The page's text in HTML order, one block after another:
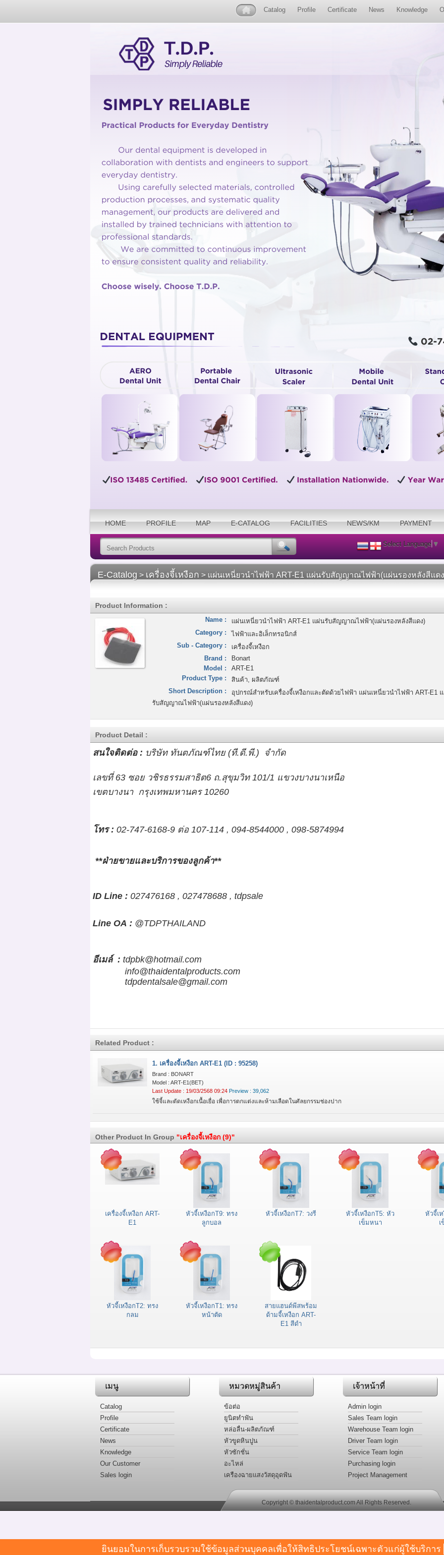
Catalog Profile Certificate News Knowledge
HOME PROFILE MAP E-CATALOG FACILITIES NEWS/KM PAYMENT
Select Language ▼
E-Catalog > เครื่องจี้เหงือก > แผ่นเหนี่ยวนำไฟฟ้า ART-E1 แผ่นรับสัญญาณไฟฟ้า(แผ่นรองหลังสีแด
Product Information :
Name :
แผ่นเหนี่ยวนำไฟฟ้า ART-E1 แผ่นรับสัญญาณไฟฟ้า(แผ่นรองหลังสีแดง)
Category :
ไฟฟ้าและอิเล็กทรอนิกส์
Sub - Category :
เครื่องจี้เหงือก
Brand :
Bonart
Model :
ART-E1
Product Type :
สินค้า, ผลิตภัณฑ์
Short Description :
อุปกรณ์สำหรับเครื่องจี้เหงือกและตัดด้วยไฟฟ้า แผ่นเหนี่ยวนำไฟฟ้า ART-E1
รับสัญญาณไฟฟ้า(แผ่นรองหลังสีแดง)
Product Detail :
สนใจติดต่อ : บริษัท ทันตภัณฑ์ไทย (ที.ดี.พี.) จำกัด
เลขที่ 63 ซอย วชิรธรรมสาธิต6 ถ.สุขุมวิท 101/1 แขวงบางนาเหนือ
เขตบางนา กรุงเทพมหานคร 10260
โทร: 02-747-6168-9 ต่อ 107-114 , 094-8544000 , 098-5874994
**ฝ่ายขายและบริการของลูกค้า**
ID Line : 027476168 , 027478688 , tdpsale
Line OA : @TDPTHAILAND
อีเมล์: tdpbk@hotmail.com
info@thaidentalproducts.com
tdpdentalsale@gmail.com
Related Product :
1. เครื่องจี้เหงือก ART-E1 (ID : 95258)
Brand : BONART
Model : ART-E1(BET)
Last Update : 19/03/2568 09:24 Preview : 39,062
ใช้จี้และตัดเหงือกเนื้อเยื่อ เพื่อการตกแต่งและห้ามเลือดในศัลยกรรมช่องปาก
Other Product In Group "เครื่องจี้เหงือก (9)"
เครื่องจี้เหงือก ART-
E1
หัวจี้เหงือกT9: ทรง
ลูกบอล
หัวจี้เหงือกT7: วงรี
หัวจี้เหงือกT5: หัว
เข็มหนา
หัวจี้เ
หัวจี้เหงือกT2: ทรง
กลม
หัวจี้เหงือกT1: ทรง
หน้าตัด
สายแฮนด์พีสพร้อม
ด้ามจี้เหงือก ART-
E1 สีดำ
เมนู
Catalog
Profile
Certificate
News
Knowledge
Our Customer
Sales login
หมวดหมู่สินค้า
ข้อต่อ
ยูนิตทำฟัน
หล่อลื่น-ผลิตภัณฑ์
หัวขูดหินปูน
หัวซักชั่น
อะไหล่
เครืองฉายแสงวัสดุอุดฟัน
เจ้าหน้าที่
Admin login
Sales Team login
Warehouse Team login
Driver Team login
Service Team login
Purchasing login
Project Management
Copyright © thaidentalproduct.com All Rights Reserved.
ยินยอมในการเก็บรวบรวมใช้ข้อมูลส่วนบุคคลเพื่อให้สิทธิประโยชน์เฉพาะตัวแก่ผู้ใช้บริการ